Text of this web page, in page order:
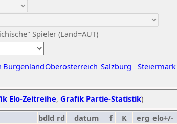
Spieler (Land=AUT)
BurgenlandOberösterreich Salzburg Steiermark
Elo-Zeitreihe, Grafik Partie-Statistik)
bdld rd datum f K erg elo+/-